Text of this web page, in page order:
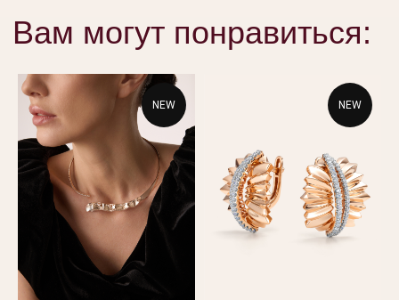
NEW NEW
alikor@alikor.com
КОНТАКТЫ
8 800 444 10 79
Гарантия
Проверка подлинности
Вопросы и ответы
Браслеты
Колье
Подвески
Кольца
Политика конфиденциальности